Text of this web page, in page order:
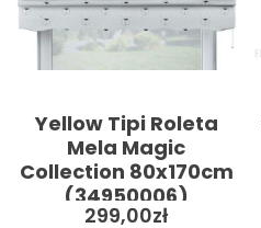
Yellow Tipi Roleta
Mela Magic
Collection 80x170cm
(34950006)
299,00zł